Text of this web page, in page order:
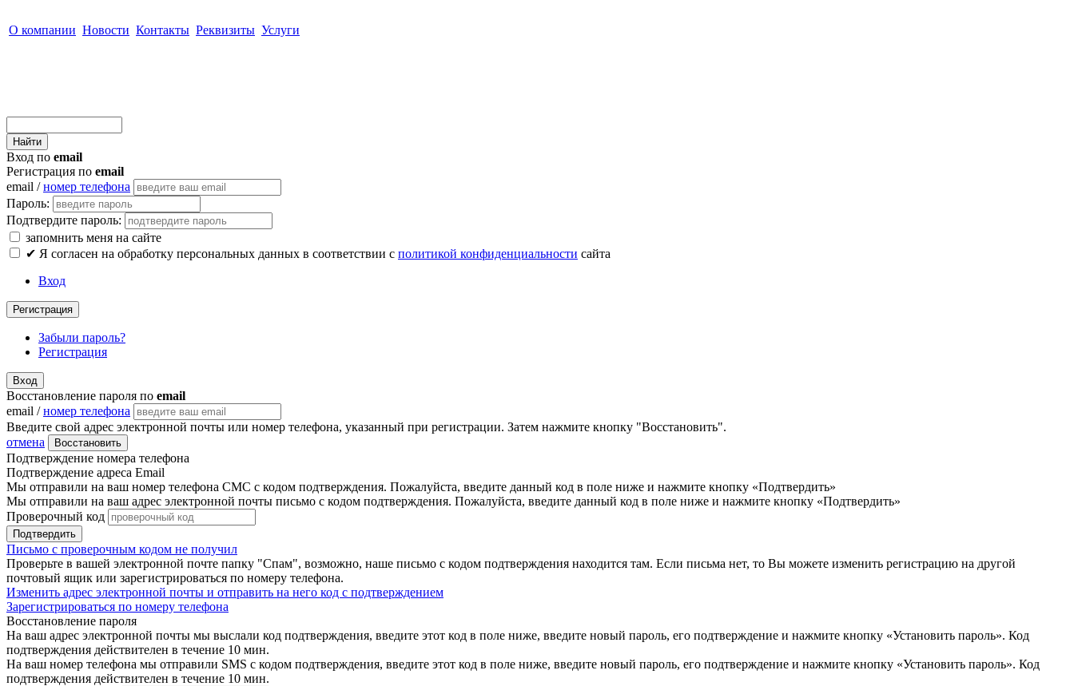
О компании Новости Контакты Реквизиты Услуги
Вход по email
Регистрация по email
email /номер телефона
Пароль:
Подтвердите пароль:
запомнить меня на сайте
✔ Я согласен на обработку персональных данных в соответствии с политикой конфиденциальности сайта
Вход
Регистрация
Забыли пароль?
Регистрация
Вход
Восстановление пароля по email
email /номер телефона
Введите свой адрес электронной почты или номер телефона, указанный при регистрации. Затем нажмите кнопку "Восстановить".
отмена
Восстановить
Подтверждение номера телефона
Подтверждение адреса Email
Мы отправили на ваш номер телефона СМС с кодом подтверждения. Пожалуйста, введите данный код в поле ниже и нажмите кнопку «Подтвердить»
Мы отправили на ваш адрес электронной почты письмо с кодом подтверждения. Пожалуйста, введите данный код в поле ниже и нажмите кнопку «Подтвердить»
Проверочный код
Подтвердить
Письмо с проверочным кодом не получил
Проверьте в вашей электронной почте папку "Спам", возможно, наше письмо с кодом подтверждения находится там. Если письма нет, то Вы можете изменить регистрацию на другой
почтовый ящик или зарегистрироваться по номеру телефона.
Изменить адрес электронной почты и отправить на него код с подтверждением
Зарегистрироваться по номеру телефона
Восстановление пароля
На ваш адрес электронной почты мы выслали код подтверждения, введите этот код в поле ниже, введите новый пароль, его подтверждение и нажмите кнопку «Установить пароль». Код
подтверждения действителен в течение 10 мин.
На ваш номер телефона мы отправили SMS с кодом подтверждения, введите этот код в поле ниже, введите новый пароль, его подтверждение и нажмите кнопку «Установить пароль». Код
подтверждения действителен в течение 10 мин.